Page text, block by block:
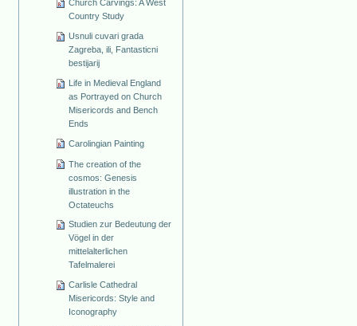
Church Carvings: A West
Country Study
Usnuli cuvari grada
Zagreba, ili, Fantasticni
bestijarij
Life in Medieval England
as Portrayed on Church
Misericords and Bench
Ends
Carolingian Painting
The creation of the
cosmos: Genesis
illustration in the
Octateuchs
Studien zur Bedeutung der
Vögel in der
mittelalterlichen
Tafelmalerei
Carlisle Cathedral
Misericords: Style and
Iconography